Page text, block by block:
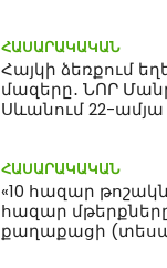
ՀԱՍԱՐԱԿԱԿԱՆ
Հայկի ձեռքում
մազերը․ ՆՈՐ
Սևանում 22-ամյա
ՀԱՍԱՐԱԿԱԿԱՆ
«10 հազար
հազար
քաղաքացի